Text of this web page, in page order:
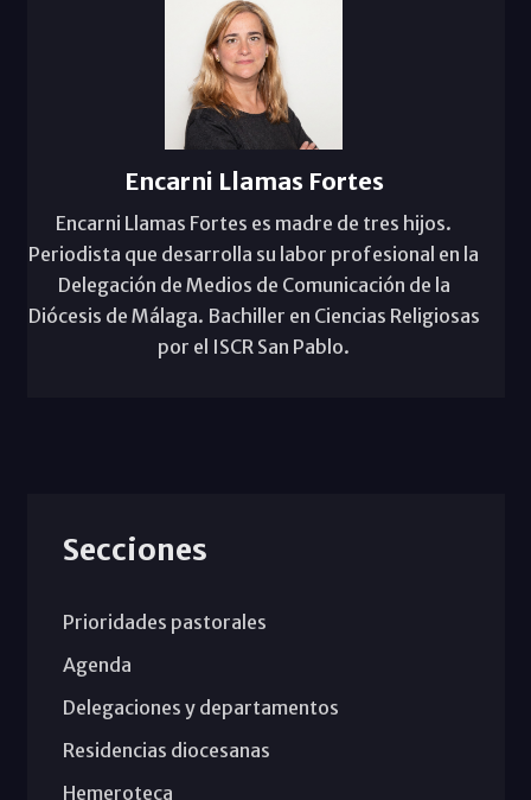
Encarni Llamas Fortes
Encarni Llamas Fortes es madre de tres hijos.
Periodista que desarrolla su labor profesional en la
Delegación de Medios de Comunicación de la
Diócesis de Málaga. Bachiller en Ciencias Religiosas
por el ISCR San Pablo.
Secciones
Prioridades pastorales
Agenda
Delegaciones y departamentos
Residencias diocesanas
Hemeroteca